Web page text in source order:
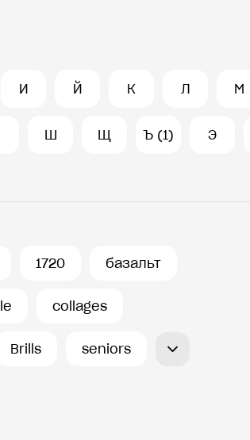
И Й К Л М
Ш Щ Ъ (1) Э
1720 базальт
collages
Brills seniors